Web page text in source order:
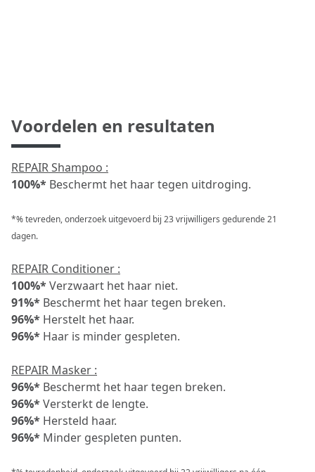
Voordelen en resultaten
REPAIR Shampoo :
100%* Beschermt het haar tegen uitdroging.
*% tevreden, onderzoek uitgevoerd bij 23 vrijwilligers gedurende 21
dagen.
REPAIR Conditioner :
100%*Verzwaart het haar niet.
91%* Beschermt het haar tegen breken.
96%* Herstelt het haar.
96%* Haar is minder gespleten.
REPAIR Masker :
96%* Beschermt het haar tegen breken.
96%*Versterkt de lengte.
96%* Hersteld haar.
96%* Minder gespleten punten.